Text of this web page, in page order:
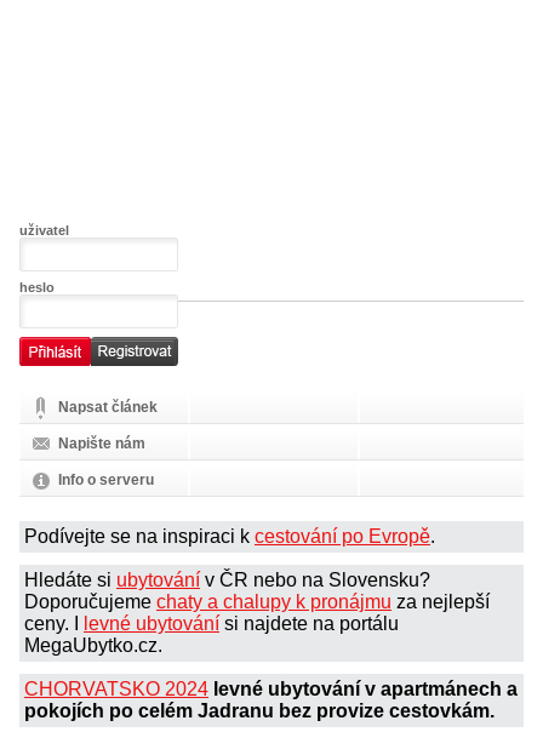
uživatel
heslo
Napsat článek
Napište nám
Info o serveru
Podívejte se na inspiraci k cestování po Evropě.
Hledáte si ubytování v ČR nebo na Slovensku?
Doporučujeme chaty a chalupy k pronájmu za nejlepší
ceny. I
levné ubytování si najdete na portálu
MegaUbytko.cz.
CHORVATSKO 2024 levné ubytování v apartmánech a
pokojích po celém Jadranu bez provize cestovkám.